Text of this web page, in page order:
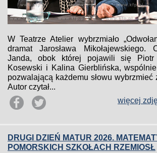
W Teatrze Atelier wybrzmiało
dramat Jarosława Mikołajewskiego.
Janda, obok której pojawili się Piotr
Kosewski i Kalina Gierblińska,
pozwalającą każdemu słowu wybrzmieć
Autor czytał...
więcej
DRUGI DZIEŃ MATUR 2026.
POMORSKICH SZKOŁACH RZEMIOSŁ